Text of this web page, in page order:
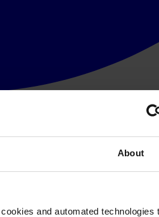
About
and automated technologies
الاغاثية والتنموية وجهود كافة
فقد توقفت كافة الانشطة